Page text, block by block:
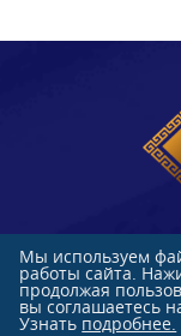
Мы используем
работы сайта.
продолжая
вы соглашаетесь
Узнать подробнее.